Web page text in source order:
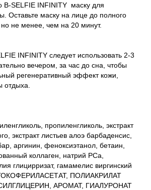
B-SELFIE INFINITY маску для
Оставьте маску на лице до полного
не менее, чем на 20 минут.
INFINITY следует использовать 2-3
вечером, за час до сна, чтобы
регенеративный эффект кожи,
отдыха.
пропиленгликоль, экстракт
экстракт листьев алоэ барбаденсис,
аргинин, феноксиэтанол, бетаин,
коллаген, натрий PCa,
глицирризат, гамамелис виргинский
ПОЛИАКРИЛАТ
АРОМАТ, ГИАЛУРОНАТ